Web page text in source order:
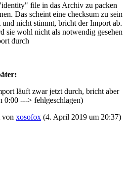
file in das Archiv zu packen
Das scheint eine checksum zu sein
nicht stimmt, bricht der Import ab.
sie wohl nicht als notwendig gesehen
durch
läuft zwar jetzt durch, bricht aber
0:00 ---> fehlgeschlagen)
von xosofox (4. April 2019 um 20:37)